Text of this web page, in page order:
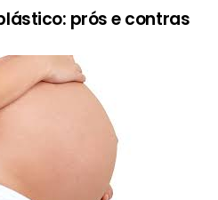
prós e contras